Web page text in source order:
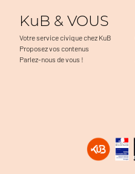
KuB & VOUS
Votre service civique chez KuB
Proposez vos contenus
Parlez-nous de vous !